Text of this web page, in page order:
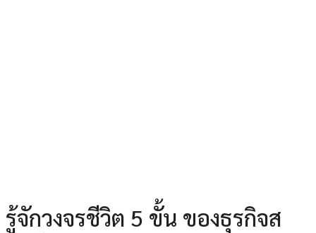
รู้จักวงจรชีวิต 5 ขั้น ของธุรกิจส